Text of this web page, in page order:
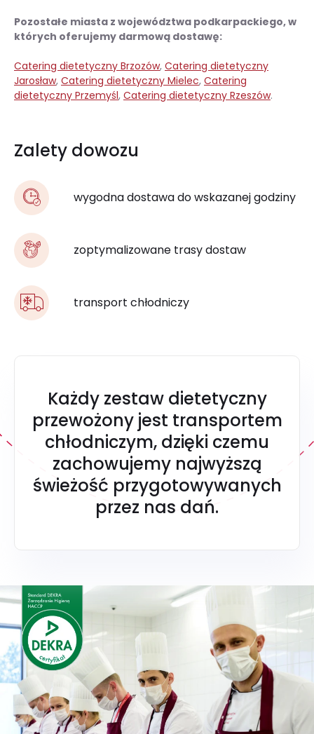
Pozostałe miasta z województwa podkarpackiego, w
których oferujemy darmową dostawę:
Catering dietetyczny Brzozów, Catering dietetyczny
Jarosław, Catering dietetyczny Mielec, Catering
dietetyczny Przemyśl, Catering dietetyczny Rzeszów.
Zalety dowozu
wygodna dostawa do wskazanej godziny
zoptymalizowane trasy dostaw
transport chłodniczy
Każdy zestaw dietetyczny
przewożony jest transportem
chłodniczym, dzięki czemu
zachowujemy najwyższą
świeżość przygotowywanych
przez nas dań.